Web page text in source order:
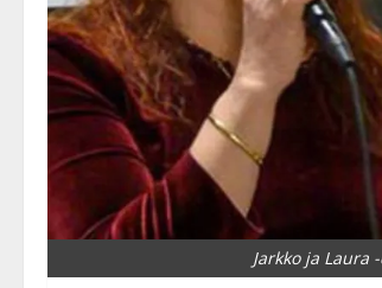
Jarkko ja Laura